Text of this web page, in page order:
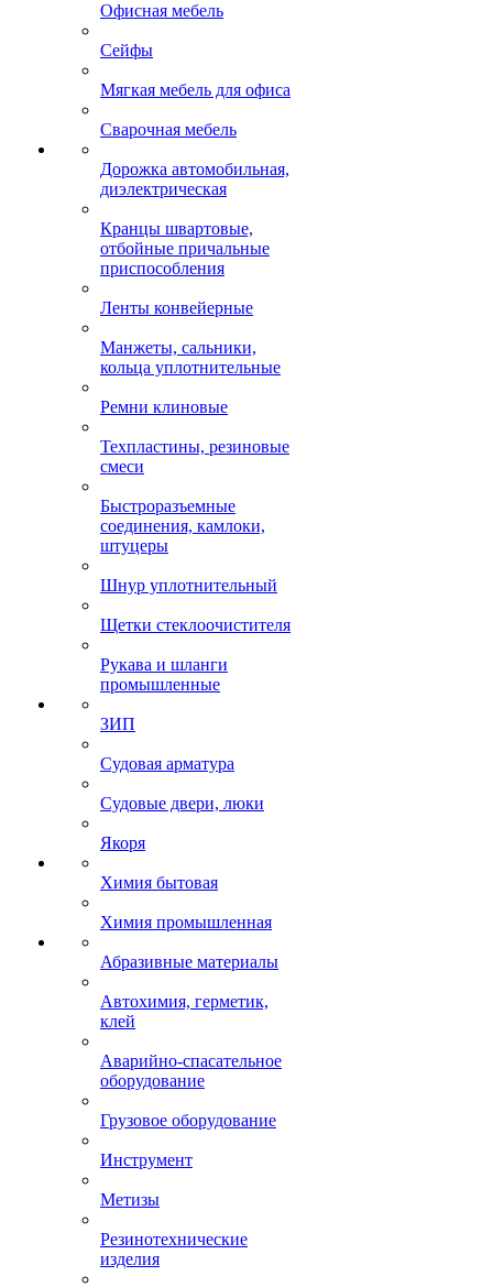
Офисная мебель
Сейфы
Мягкая мебель для офиса
Сварочная мебель
Дорожка автомобильная,
диэлектрическая
Кранцы швартовые,
отбойные причальные
приспособления
Ленты конвейерные
Манжеты, сальники,
кольца уплотнительные
Ремни клиновые
Техпластины, резиновые
смеси
Быстроразъемные
соединения, камлоки,
штуцеры
Шнур уплотнительный
Щетки стеклоочистителя
Рукава и шланги
промышленные
ЗИП
Судовая арматура
Судовые двери, люки
Якоря
Химия бытовая
Химия промышленная
Абразивные материалы
Автохимия, герметик,
клей
Аварийно-спасательное
оборудование
Грузовое оборудование
Инструмент
Метизы
Резинотехнические
изделия